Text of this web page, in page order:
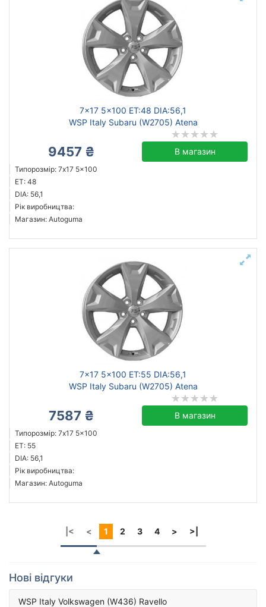
7x17 5x100 ET:48 DIA:56,1
WSP Italy Subaru (W2705) Atena
9457 ₴ В магазин
Типорозмір: 7x17 5x100
ET: 48
DIA: 56,1
Рік виробництва:
Магазин: Autoguma
7x17 5x100 ET:55 DIA:56,1
WSP Italy Subaru (W2705) Atena
7587 ₴ В магазин
Типорозмір: 7x17 5x100
ET: 55
DIA: 56,1
Рік виробництва:
Магазин: Autoguma
|< < 1 2 3 4 > >|
Нові відгуки
WSP Italy Volkswagen (W436) Ravello